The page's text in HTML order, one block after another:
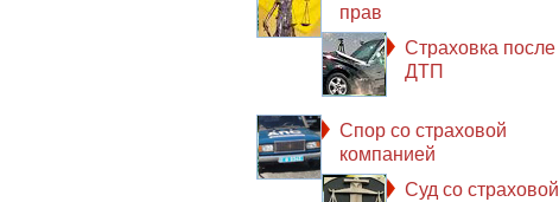
прав
Страховка после
ДТП
Спор со страховой
компанией
Суд со страховой